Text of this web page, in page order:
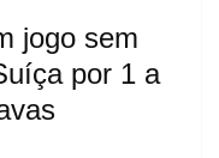
jogo sem
por 1 a